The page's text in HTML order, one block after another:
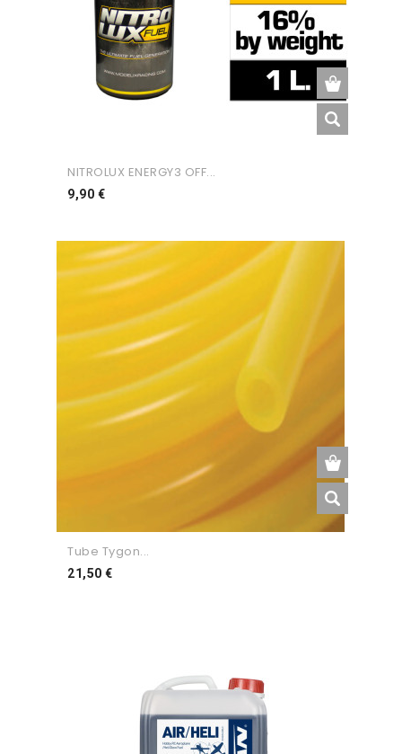
NITROLUX ENERGY3 OFF...
9,90 €Preço
Tube Tygon...
21,50 €Preço